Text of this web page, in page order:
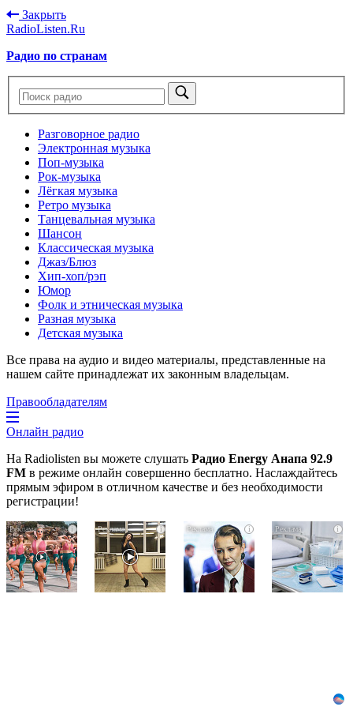
Закрыть
RadioListen.Ru
Радио по странам
Разговорное радио
Электронная музыка
Поп-музыка
Рок-музыка
Лёгкая музыка
Ретро музыка
Танцевальная музыка
Шансон
Классическая музыка
Джаз/Блюз
Хип-хоп/рэп
Юмор
Фолк и этническая музыка
Разная музыка
Детская музыка
Все права на аудио и видео материалы, представленные на
нашем сайте принадлежат их законным владельцам.
Правообладателям
Онлайн радио
На Radiolisten вы можете слушать Радио Energy Анапа 92.9
FM в режиме онлайн совершенно бесплатно. Наслаждайтесь
прямым эфиром в отличном качестве и без необходимости
регистрации!
i
Ржу
переставая,
это
видео
i
Ролик
Омска:
будете
i
Взломали
Telegram
Собчак
вот
i